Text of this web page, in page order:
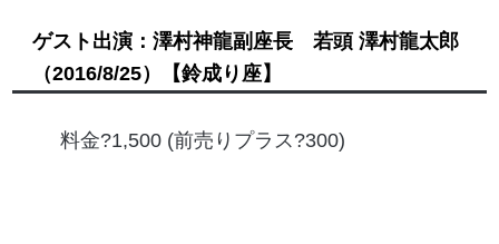
ゲスト出演：澤村神龍副座長 若頭 澤村龍太郎
（2016/8/25）
【鈴成り座】
料金?1,500 (前売りプラス?300)